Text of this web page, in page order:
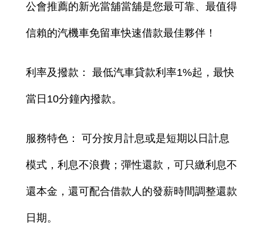
公會推薦的新光當舖當舖是您最可靠、最值得
信賴的汽機車免留車快速借款最佳夥伴！
利率及撥款： 最低汽車貸款利率1%起，最快
當日10分鐘內撥款。
服務特色： 可分按月計息或是短期以日計息
模式，利息不浪費；彈性還款，可只繳利息不
還本金，還可配合借款人的發薪時間調整還款
日期。